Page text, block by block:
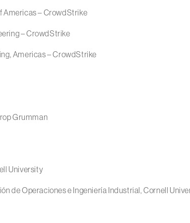
Americas – CrowdStrike
– CrowdStrike
Americas – CrowdStrike
Grumman
University
de Operaciones e Ingeniería Industrial, Cornell